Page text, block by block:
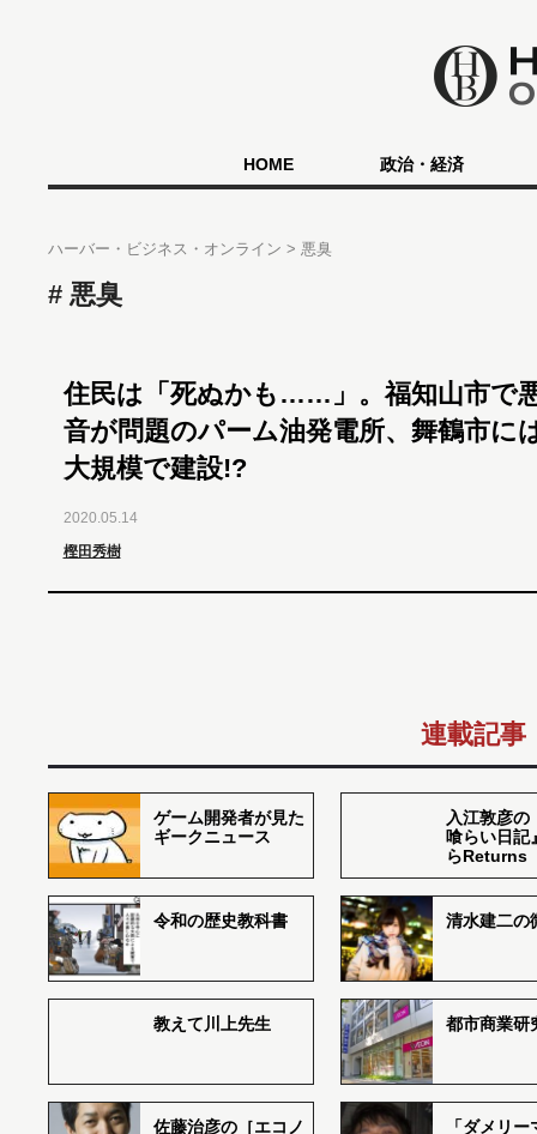
HOME 政治・経済
ハーバー・ビジネス・オンライン 悪臭
悪臭
住民は「死ぬかも……」。福知山市で
音が問題のパーム油発電所、舞鶴市に
大規模で建設!?
2020.05.14
樫田秀樹
連載記事
ゲーム開発者が見た
ギークニュース
入江敦彦の
喰らい日記
らReturns
令和の歴史教科書 清水建二の
教えて川上先生 都市商業研
佐藤治彦の［エコノ
「ダメリ